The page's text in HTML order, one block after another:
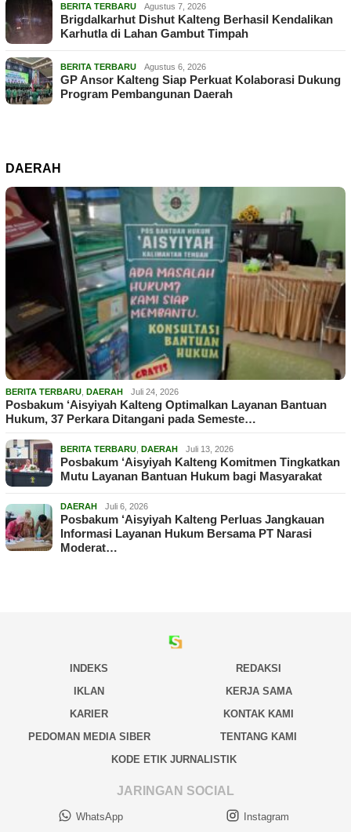
BERITA TERBARU Agustus 7, 2026
Brigdalkarhut Dishut Kalteng Berhasil Kendalikan
Karhutla di Lahan Gambut Timpah
BERITA TERBARU Agustus 6, 2026
GP Ansor Kalteng Siap Perkuat Kolaborasi Dukung
Program Pembangunan Daerah
DAERAH
BERITA TERBARU DAERAH Juli 24, 2026
Posbakum ‘Aisyiyah Kalteng Optimalkan Layanan Bantuan
Hukum, 37 Perkara Ditangani pada Semeste…
BERITA TERBARU DAERAH Juli 13, 2026
Posbakum ‘Aisyiyah Kalteng Komitmen Tingkatkan
Mutu Layanan Bantuan Hukum bagi Masyarakat
DAERAH Juli 6, 2026
Posbakum ‘Aisyiyah Kalteng Perluas Jangkauan
Informasi Layanan Hukum Bersama PT Narasi
Moderat…
INDEKS
REDAKSI
IKLAN
KERJA SAMA
KARIER
KONTAK KAMI
PEDOMAN MEDIA SIBER
TENTANG KAMI
KODE ETIK JURNALISTIK
JARINGAN SOCIAL
WhatsApp Instagram